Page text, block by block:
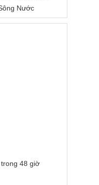
Nước
48 giờ